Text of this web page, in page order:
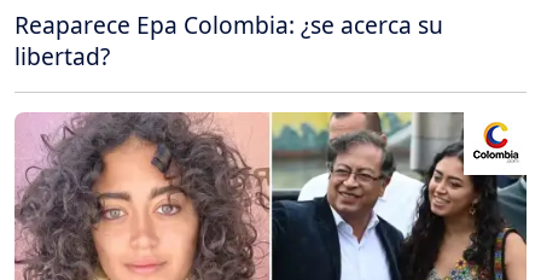
Reaparece Epa Colombia: ¿se acerca su
libertad?